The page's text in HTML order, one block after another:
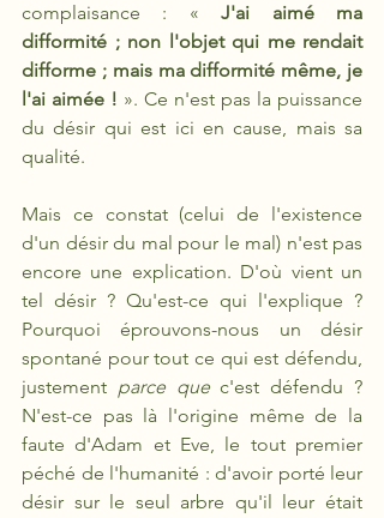
complaisance : « J'ai aimé ma
difformité ; non l'objet qui me rendait
difforme ; mais ma difformité même, je
l'ai aimée ! ». Ce n'est pas la puissance
du désir qui est ici en cause, mais sa
qualité.
Mais ce constat (celui de l'existence
d'un désir du mal pour le mal) n'est pas
encore une explication. D'où vient un
tel désir ? Qu'est-ce qui l'explique ?
Pourquoi éprouvons-nous un désir
spontané pour tout ce qui est défendu,
justement parce que c'est défendu ?
N'est-ce pas là l'origine même de la
faute d'Adam et Eve, le tout premier
péché de l'humanité : d'avoir porté leur
désir sur le seul arbre qu'il leur était